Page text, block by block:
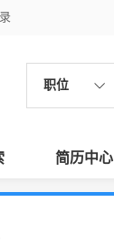
职位
简历中心